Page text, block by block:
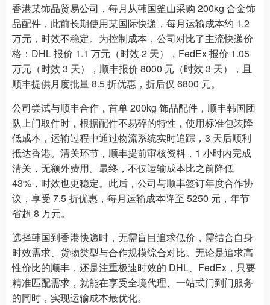
香港某饰品贸易公司，每月从韩国釜山采购 200kg 合金饰
品配件，此前长期使用某国际快递，每月运输成本约 1.2
万元，时效不稳定。为控制成本，公司对比了主流快递价
格：DHL 报价 1.1 万元（时效 2 天），FedEx 报价 1.05
万元（时效 3 天），顺丰报价 8000 元（时效 3 天），且
顺丰提供月度批量 8.5 折优惠，折后仅 6800 元。
公司尝试与顺丰合作，首单 200kg 饰品配件，顺丰韩国团
队上门取件时，根据配件不易碎的特性，使用标准包装降
低成本，运输过程中通过物流系统实时追踪，3 天后顺利
抵达香港。清关环节，顺丰提前审核资料，1 小时内完成
清关，无额外费用。最终，不仅运输成本比之前降低
43%，时效也更稳定。此后，公司与顺丰签订年度合作协
议，享受 7.5 折优惠，每月运输成本降至 5250 元，年节
省超 8 万元。
选择韩国到香港快递时，无需盲目追求低价，需结合自身
时效需求、货物类型与合作规模综合对比。无论是追求高
性价比的顺丰，还是注重极速时效的 DHL、FedEx，只要
精准匹配需求，就能在享受全境代理、一站式门到门服务
的同时，实现运输成本最优化。